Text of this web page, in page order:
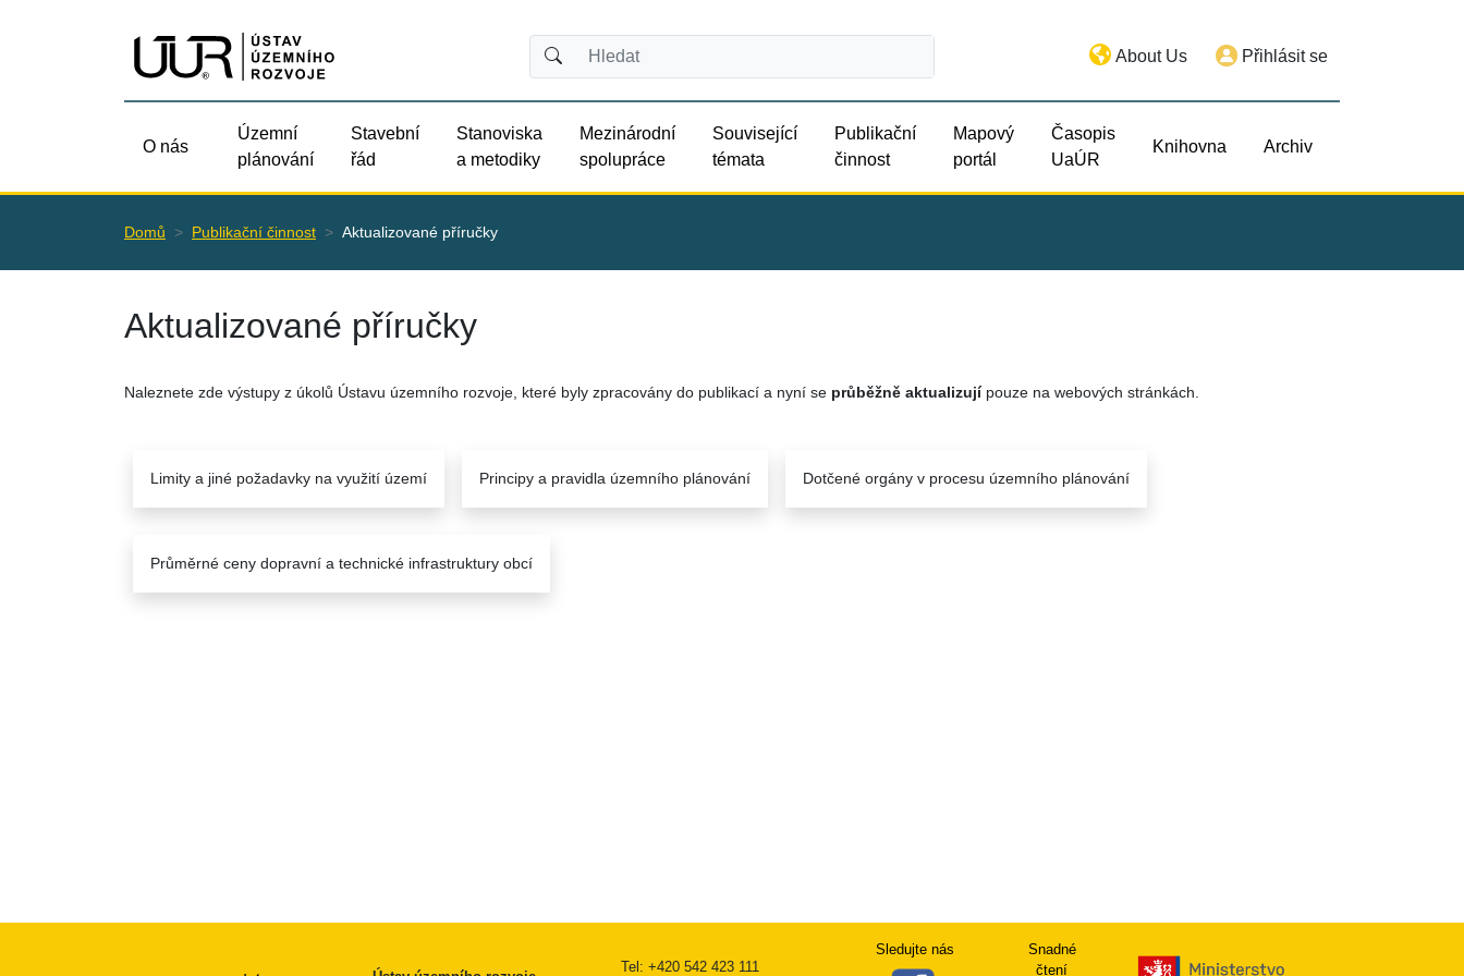
About Us Přihlásit se
O nás
Územní
plánování
Stavební
řád
Stanoviska
a metodiky
Mezinárodní
spolupráce
Související
témata
Publikační
činnost
Mapový
portál
Časopis
UaÚR
Knihovna Archiv
Domů Publikační činnost Aktualizované příručky
Aktualizované příručky
Naleznete zde výstupy z úkolů Ústavu územního rozvoje, které byly zpracovány do publikací a nyní se průběžně aktualizujípouze na webových stránkách.
Limity a jiné požadavky na využití území Principy a pravidla územního plánování Dotčené orgány v procesu územního plánování
Průměrné ceny dopravní a technické infrastruktury obcí
Tel: +420 542 423 111
Sledujte nás
Snadné
čtení